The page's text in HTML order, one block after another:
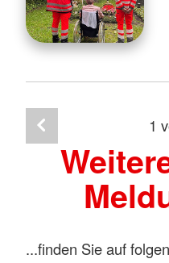
1
...finden Sie auf